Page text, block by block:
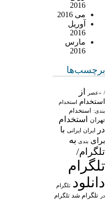
2016
می 2016
آوریل
2016
مارس
2016
برچسب‌ها
/ «عصر از
استخدام استخدام
بندی: استخدام
تهران
استخدام
در
ایران ایرانی با
برای بندی به
تلگرام/
تلگرام
دانلود تلگرام
در تلگرام شد تلگرام